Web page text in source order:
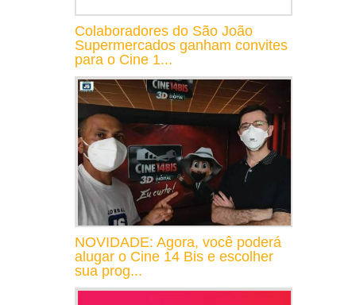
Colaboradores do São João
Supermercados ganham convites
para o Cine 1...
NOVIDADE: Agora, você poderá
alugar o Cine 14 Bis e escolher
sua prog...